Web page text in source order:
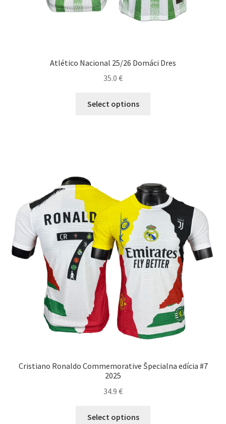
Atlético Nacional 25/26 Domáci Dres
35.0 €
Select options
môžete
vybrať
na
stránke
produktu.
Cristiano Ronaldo Commemorative Špecialna edícia #7
2025
34.9 €
Select options